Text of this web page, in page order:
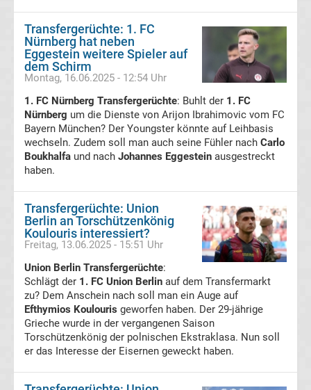
Bundesliga
Tabelle
Ergebnisse
2.
Liga
Ergebnisse
3.
Liga
Ergebnisse
Transfergerüchte: 1. FC
Nürnberg hat neben
Eggestein weitere Spieler auf
dem Schirm
Montag, 16.06.2025 - 12:54 Uhr
1. FC Nürnberg Transfergerüchte: Buhlt der 1. FC
Nürnberg um die Dienste von Arijon Ibrahimovic vom FC
Bayern München? Der Youngster könnte auf Leihbasis
wechseln. Zudem soll man auch seine Fühler nach Carlo
Boukhalfa und nach Johannes Eggestein ausgestreckt
haben.
Transfergerüchte: Union
Berlin an Torschützenkönig
Koulouris interessiert?
Freitag, 13.06.2025 - 15:51 Uhr
Union Berlin Transfergerüchte:
Schlägt der 1. FC Union Berlin auf dem Transfermarkt
zu? Dem Anschein nach soll man ein Auge auf
Efthymios Koulouris geworfen haben. Der 29-jährige
Grieche wurde in der vergangenen Saison
Torschützenkönig der polnischen Ekstraklasa. Nun soll
er das Interesse der Eisernen geweckt haben.